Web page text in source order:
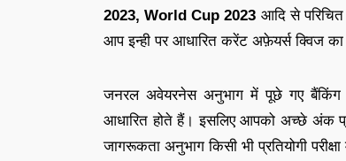
2023, World Cup 2023 आदि से
आप इन्ही पर आधारित करेंट अफ़ेयर्स क्विज
जनरल अवेयरनेस अनुभाग में पूछे गए
आधारित होते हैं। इसलिए आपको अच्छे अंक
जागरूकता अनुभाग किसी भी प्रतियोगी